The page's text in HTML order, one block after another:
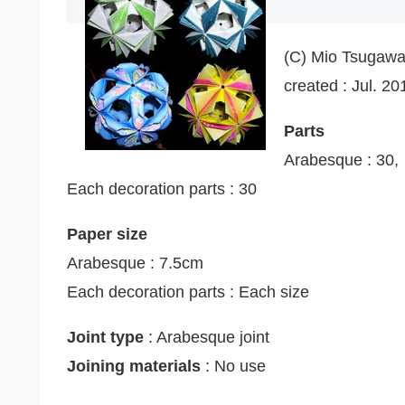
(C) Mio Tsugawa
created : Jul.
Parts
Arabesque : 30,
Each decoration parts : 30
Paper size
Arabesque : 7.5cm
Each decoration parts : Each size
Joint type : Arabesque joint
Joining materials : No use